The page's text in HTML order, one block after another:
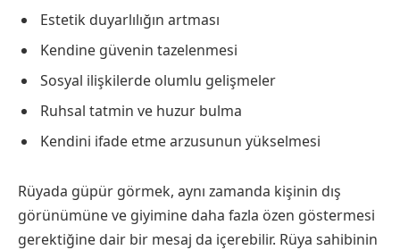
Estetik duyarlılığın artması
Kendine güvenin tazelenmesi
Sosyal ilişkilerde olumlu gelişmeler
Ruhsal tatmin ve huzur bulma
Kendini ifade etme arzusunun yükselmesi
Rüyada güpür görmek, aynı zamanda kişinin dış
görünümüne ve giyimine daha fazla özen göstermesi
gerektiğine dair bir mesaj da içerebilir. Rüya sahibinin